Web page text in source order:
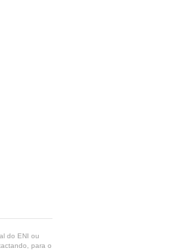
do ENI ou
para o